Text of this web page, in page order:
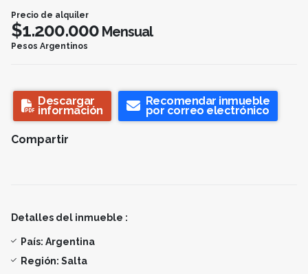
Precio de alquiler
$1.200.000 Mensual
Pesos Argentinos
Descargar
información
Recomendar inmueble
por correo electrónico
Compartir
Detalles del inmueble :
País: Argentina
Región: Salta